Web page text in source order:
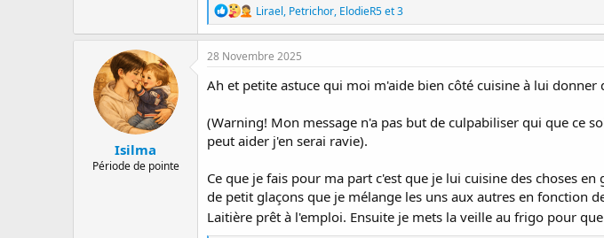
R
é
a
c
i
o
s
:
Lirael, Petrichor, ElodieR5et 3
Isilma
Période de pointe
28 Novembre 2025
Ah et petite astuce qui moi m'aide bien côté cuisine à lui donner
(Warning! Mon message n'a pas but de culpabiliser qui que ce
peut aider j'en serai ravie).
Ce que je fais pour ma part c'est que je lui cuisine des choses
de petit glaçons que je mélange les uns aux autres en fonction
Laitière prêt à l'emploi. Ensuite je mets la veille au frigo pour